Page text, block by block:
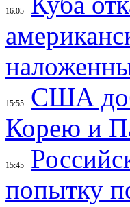
16:05
15:55
США
Корею и
15:45
попытку